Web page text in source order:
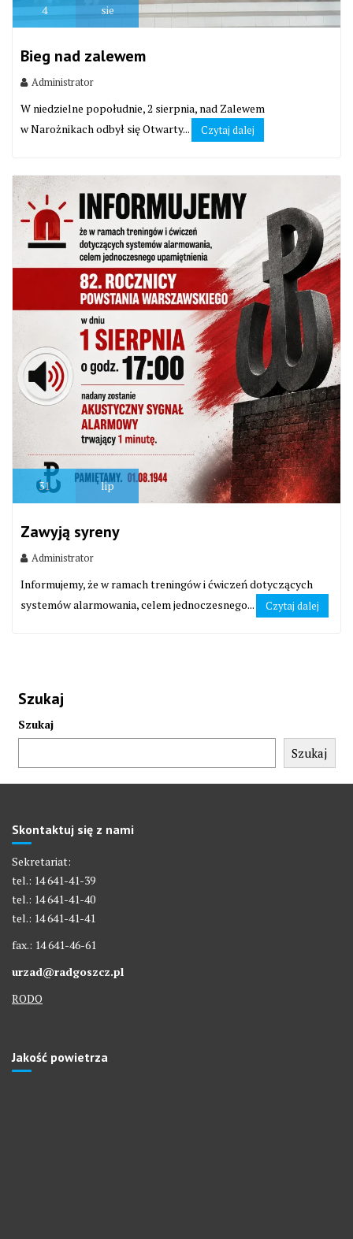
4 sie
Bieg nad zalewem
Administrator
W niedzielne popołudnie, 2 sierpnia, nad Zalewem
w Narożnikach odbył się Otwarty...
Czytaj dalej
31 lip
Zawyją syreny
Administrator
Informujemy, że w ramach treningów i ćwiczeń dotyczących
systemów alarmowania, celem jednoczesnego...
Czytaj dalej
Szukaj
Szukaj
Szukaj
Skontaktuj się z nami
Sekretariat:
tel.: 14 641-41-39
tel.: 14 641-41-40
tel.: 14 641-41-41
fax.: 14 641-46-61
urzad@radgoszcz.pl
RODO
Jakość powietrza